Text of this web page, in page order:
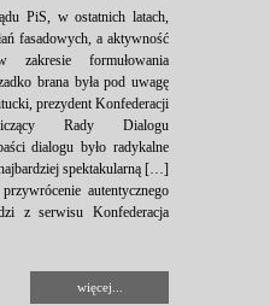
PiS, w ostatnich latach,
fasadowych, a aktywność
zakresie formułowania
brana była pod uwagę
prezydent Konfederacji
Rady Dialogu
dialogu było radykalne
spektakularną […]
autentycznego
z serwisu Konfederacja
więcej...